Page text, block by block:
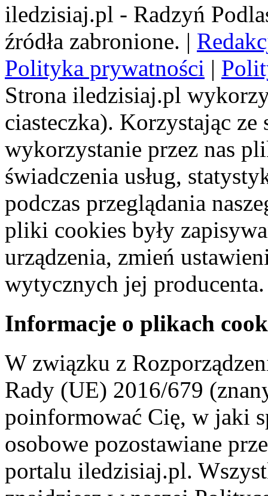
iledzisiaj.pl - Radzyń
źródła zabronione. |
Polityka prywatności |
Strona iledzisiaj.pl
ciasteczka). Korzystając
wykorzystanie przez nas
świadczenia usług,
podczas przeglądania
pliki cookies były
urządzenia, zmień
wytycznych jej producenta.
Informacje o plikach
W związku z
Rady (UE) 2016/679
poinformować Cię, w jaki
osobowe pozostawiane
portalu iledzisiaj.pl.